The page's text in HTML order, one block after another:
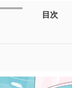
目次